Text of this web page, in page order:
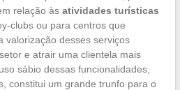
relação às atividades turísticas
clubs ou para centros que
valorização desses serviços
e atrair uma clientela mais
sábio dessas funcionalidades,
constitui um grande trunfo para o